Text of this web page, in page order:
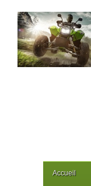
Accueil